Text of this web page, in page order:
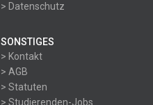
> Datenschutz
SONSTIGES
> Kontakt
> AGB
> Statuten
> Studierenden-Jobs